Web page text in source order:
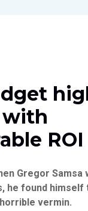
ROI
Gregor Samsa
he found
vermin.